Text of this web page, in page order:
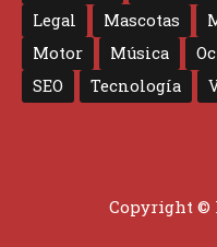
Legal
Mascotas
Motor
Música
SEO
Tecnología
Copyright ©